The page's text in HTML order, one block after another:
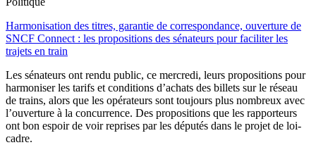
Harmonisation des titres, garantie de correspondance, ouverture de
SNCF Connect : les propositions des sénateurs pour faciliter les
trajets en train
Les sénateurs ont rendu public, ce mercredi, leurs propositions pour
harmoniser les tarifs et conditions d’achats des billets sur le réseau
de trains, alors que les opérateurs sont toujours plus nombreux avec
l’ouverture à la concurrence. Des propositions que les rapporteurs
ont bon espoir de voir reprises par les députés dans le projet de loi-
cadre.